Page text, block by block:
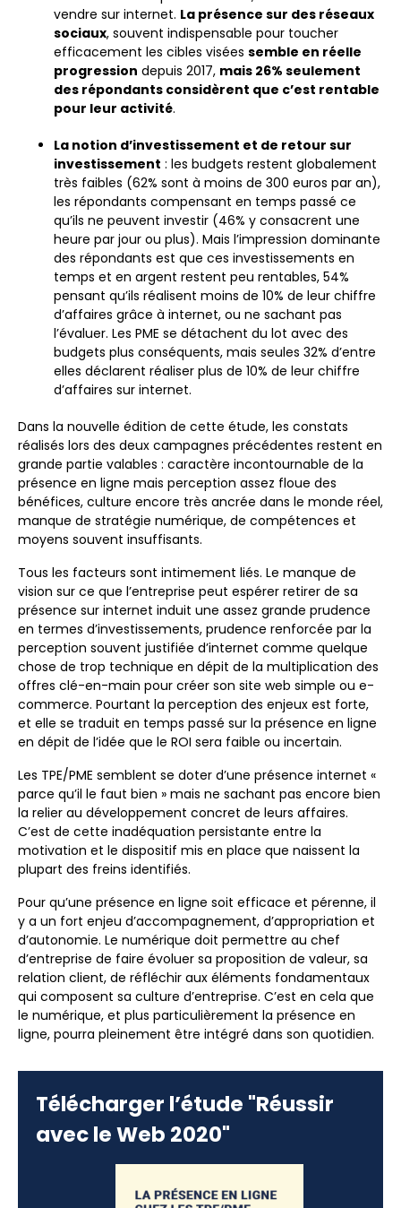
vendre sur internet. La présence sur des réseaux
sociaux, souvent indispensable pour toucher
efficacement les cibles visées semble en réelle
progression depuis 2017, mais 26% seulement
des répondants considèrent que c’est rentable
pour leur activité.
La notion d’investissement et de retour sur
investissement : les budgets restent globalement
très faibles (62% sont à moins de 300 euros par an),
les répondants compensant en temps passé ce
qu’ils ne peuvent investir (46% y consacrent une
heure par jour ou plus). Mais l’impression dominante
des répondants est que ces investissements en
temps et en argent restent peu rentables, 54%
pensant qu’ils réalisent moins de 10% de leur chiffre
d’affaires grâce à internet, ou ne sachant pas
l’évaluer. Les PME se détachent du lot avec des
budgets plus conséquents, mais seules 32% d’entre
elles déclarent réaliser plus de 10% de leur chiffre
d’affaires sur internet.
Dans la nouvelle édition de cette étude, les constats
réalisés lors des deux campagnes précédentes restent en
grande partie valables : caractère incontournable de la
présence en ligne mais perception assez floue des
bénéfices, culture encore très ancrée dans le monde réel,
manque de stratégie numérique, de compétences et
moyens souvent insuffisants.
Tous les facteurs sont intimement liés. Le manque de
vision sur ce que l’entreprise peut espérer retirer de sa
présence sur internet induit une assez grande prudence
en termes d’investissements, prudence renforcée par la
perception souvent justifiée d’internet comme quelque
chose de trop technique en dépit de la multiplication des
offres clé-en-main pour créer son site web simple ou e-
commerce. Pourtant la perception des enjeux est forte,
et elle se traduit en temps passé sur la présence en ligne
en dépit de l’idée que le ROI sera faible ou incertain.
Les TPE/PME semblent se doter d’une présence internet «
parce qu’il le faut bien » mais ne sachant pas encore bien
la relier au développement concret de leurs affaires.
C’est de cette inadéquation persistante entre la
motivation et le dispositif mis en place que naissent la
plupart des freins identifiés.
Pour qu’une présence en ligne soit efficace et pérenne, il
y a un fort enjeu d’accompagnement, d’appropriation et
d’autonomie. Le numérique doit permettre au chef
d’entreprise de faire évoluer sa proposition de valeur, sa
relation client, de réfléchir aux éléments fondamentaux
qui composent sa culture d’entreprise. C’est en cela que
le numérique, et plus particulièrement la présence en
ligne, pourra pleinement être intégré dans son quotidien.
Télécharger l’étude "Réussir
avec le Web 2020"